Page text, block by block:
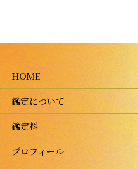
HOME
鑑定について
鑑定料
プロフィール